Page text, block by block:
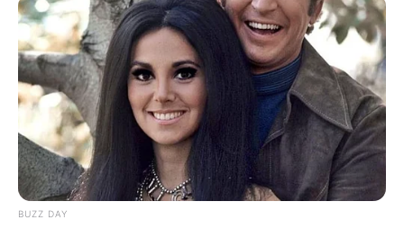
CORONAVIRUS
Puntos de vacunación
contra el covid-19 para
este 21 de febrero en
Bogotá
COVID-19
BUZZ DAY